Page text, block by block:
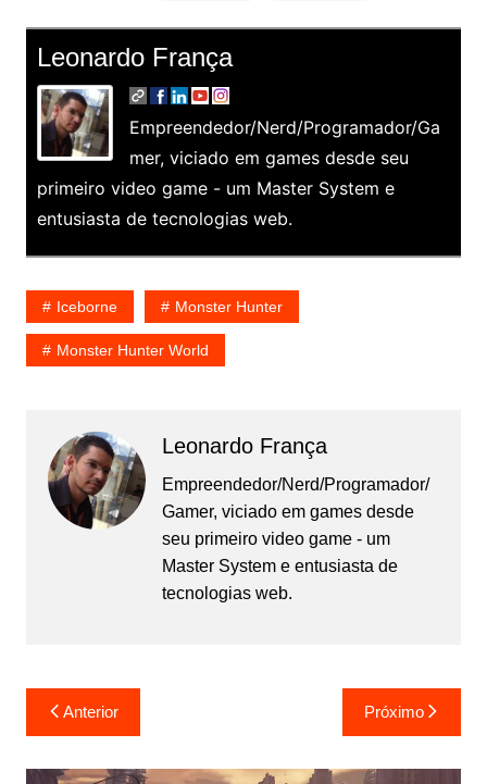
Leonardo França
Empreendedor/Nerd/Programador/Ga
mer, viciado em games desde seu
primeiro video game - um Master System e
entusiasta de tecnologias web.
Iceborne Monster Hunter
Monster Hunter World
Leonardo França
Empreendedor/Nerd/Programador/
Gamer, viciado em games desde
seu primeiro video game - um
Master System e entusiasta de
tecnologias web.
Navegação
de
Post
Anterior Próximo